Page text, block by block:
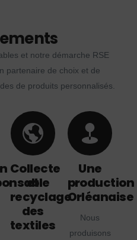
et notre démarche RSE
partenaire de choix et de
de produits personnalisés.
Collecte
et
recyclage
des
textiles
Une
production
Orléanaise
Nous
produisons